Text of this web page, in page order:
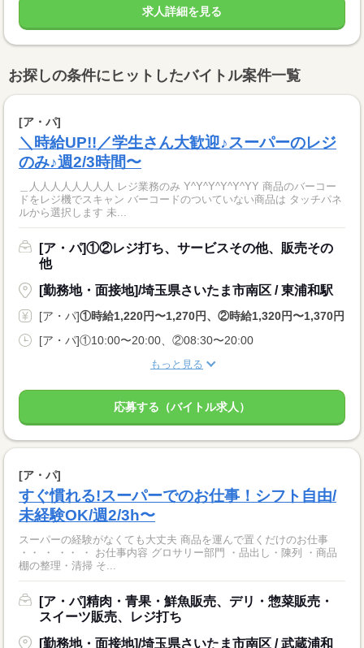
求人詳細を見る
お探しの条件にヒットしたバイトル案件一覧
[ア・パ]
＼時給UP!!／学生さん大歓迎♪スーパーのレジ
のみ♪週2/3時間〜
＿人人人人人人人人 レジ業務のみ Y^Y^Y^Y^Y^YY 商品のバーコー
ドをレジ機でスキャン バーコードのついていない商品は タッチパネ
ルから選択します 未...
[ア・パ]①②レジ打ち、サービスその他、販売その
他
[勤務地・面接地]/埼玉県さいたま市南区 / 東浦和駅
[ア・パ]①時給1,220円〜1,270円、②時給1,320円〜1,370円
[ア・パ]①10:00〜20:00、②08:30〜20:00
もっと見る
応募する（バイトル求人）
[ア・パ]
すぐ慣れる!スーパーでのお仕事！シフト自由/
未経験OK/週2/3h〜
スーパーの経験がなくても大丈夫 商品を運んで置くだけのお仕事
・・ ・ ・・ ・ お仕事内容 グロサリー部門 ・品出し・陳列 ・商品
棚の整理・清掃 そ...
[ア・パ]精肉・青果・鮮魚販売、デリ・惣菜販売・
スイーツ販売、レジ打ち
[勤務地・面接地]/埼玉県さいたま市南区 / 武蔵浦和